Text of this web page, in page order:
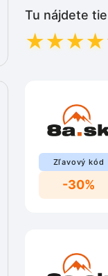
Tu nájdete
★★★★
Zľavový kód
-30%